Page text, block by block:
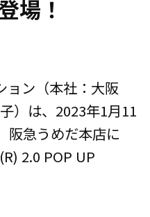
場！
ョン（本社：大阪
）は、2023年1月11
阪急うめだ本店に
2.0 POP UP